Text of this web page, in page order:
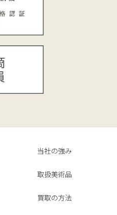
当社の強み
取扱美術品
買取の方法